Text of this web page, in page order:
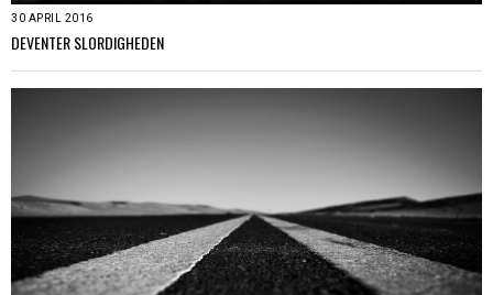
30 APRIL 2016
DEVENTER SLORDIGHEDEN